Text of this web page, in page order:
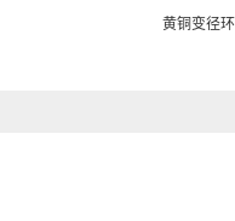
黄铜变径环